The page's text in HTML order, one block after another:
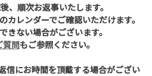
、順次お返事いたします。
カレンダーでご確認いただけます。
きない場合がございます。
質問もご参照ください。
信にお時間を頂戴する場合がござい